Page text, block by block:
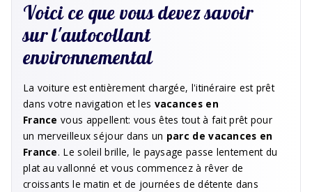
Voici ce que vous devez savoir
sur l'autocollant
environnemental
La voiture est entièrement chargée, l'itinéraire est prêt
dans votre navigation et les vacances en
France vous appellent: vous êtes tout à fait prêt pour
un merveilleux séjour dans un parc de vacances en
France. Le soleil brille, le paysage passe lentement du
plat au vallonné et vous commencez à rêver de
croissants le matin et de journées de détente dans